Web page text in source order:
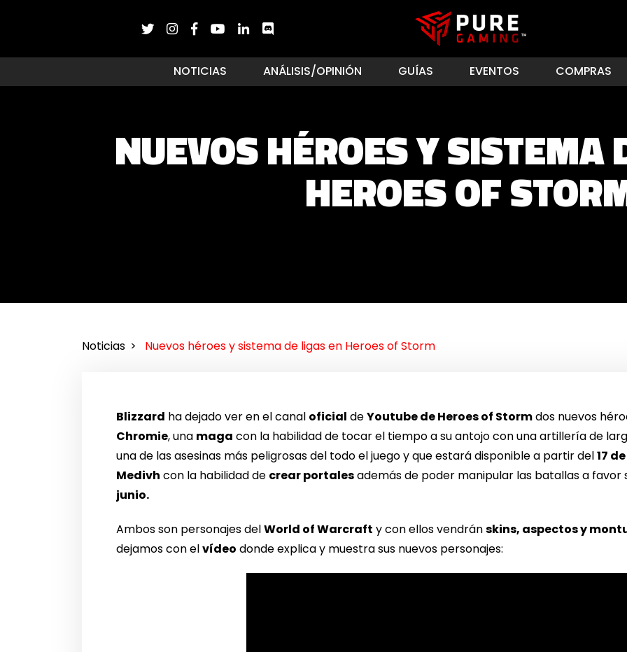
NOTICIAS ANÁLISIS/OPINIÓN GUÍAS EVENTOS COMPRAS
NUEVOS HÉROES Y SISTEMA
HEROES OF
Noticias Nuevos héroes y sistema de ligas en Heroes of Storm
Blizzard ha dejado ver en el canal oficial deYoutube de Heroes of Stormdos nuevos
Chromie, una maga con la habilidad de tocar el tiempo a su antojo con una artillería de
una de las asesinas más peligrosas del todo el juego y que estará disponible a partir del17
Medivh con la habilidad de crear portalesademás de poder manipular las batallas a favor
junio.
Ambos son personajes delWorld of Warcraft y con ellos vendránskins, aspectos y
dejamos con elvídeo donde explica y muestra sus nuevos personajes: